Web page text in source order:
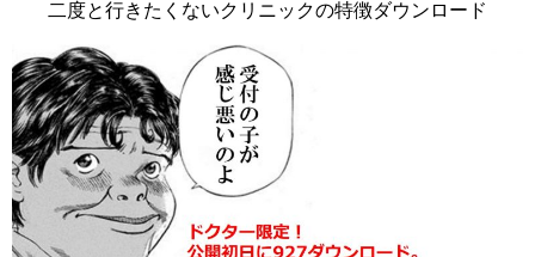
二度と行きたくないクリニックの特徴ダウンロード